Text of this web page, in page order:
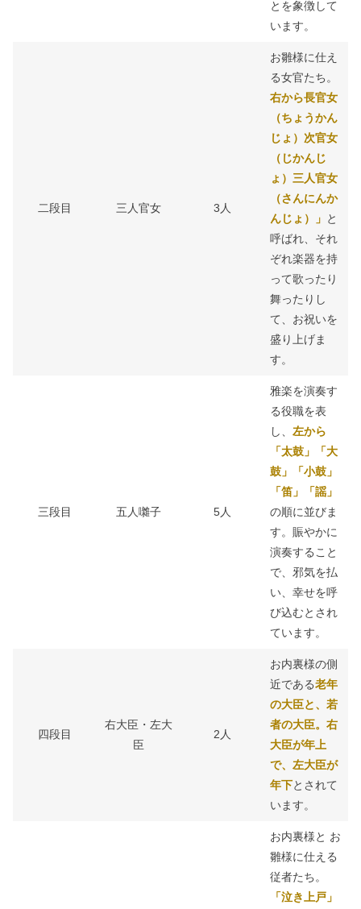
とを象徴して
います。
二段目 三人官女 3人
お雛様に仕え
る女官たち。
右から長官女
（ちょうかん
じょ）次官女
（じかんじ
ょ）三人官女
（さんにんか
んじょ）」 と
呼ばれ、それ
ぞれ楽器を持
って歌ったり
舞ったりし
て、お祝いを
盛り上げま
す。
三段目 五人囃子 5人
雅楽を演奏す
る役職を表
し、左から
「太鼓」「大
鼓」「小鼓」
「笛」「謡」
の順に並びま
す。賑やかに
演奏すること
で、邪気を払
い、幸せを呼
び込むとされ
ています。
四段目
右大臣・左大
臣
2人
お内裏様の側
近である老年
の大臣と、若
者の大臣。右
大臣が年上
で、左大臣が
年下とされて
います。
お内裏様と お
雛様に仕える
従者たち。
「泣き上戸」